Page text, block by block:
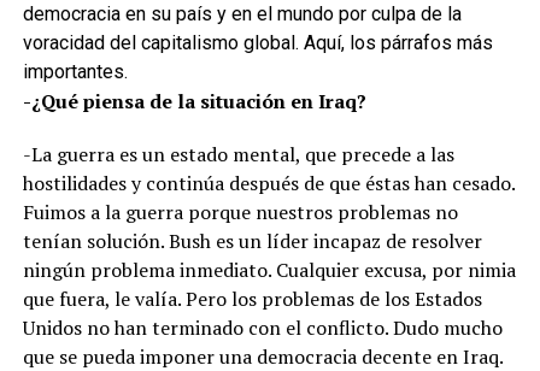
democracia en su país y en el mundo por culpa de la
voracidad del capitalismo global. Aquí, los párrafos más
importantes.
-¿Qué piensa de la situación en Iraq?
-La guerra es un estado mental, que precede a las
hostilidades y continúa después de que éstas han cesado.
Fuimos a la guerra porque nuestros problemas no
tenían solución. Bush es un líder incapaz de resolver
ningún problema inmediato. Cualquier excusa, por nimia
que fuera, le valía. Pero los problemas de los Estados
Unidos no han terminado con el conflicto. Dudo mucho
que se pueda imponer una democracia decente en Iraq.